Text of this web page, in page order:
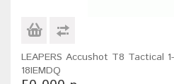
LEAPERS Accushot T8 Tactical
18IEMDQ